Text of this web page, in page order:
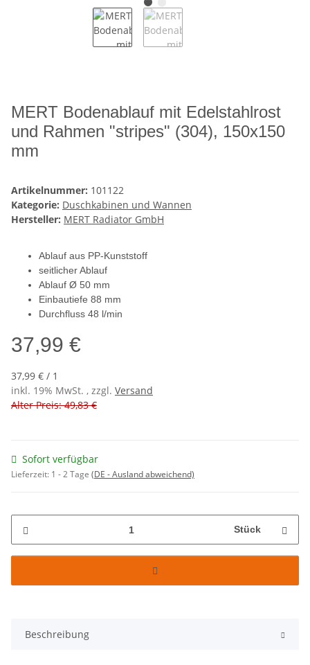
MERT Bodenablauf mit Edelstahlrost
und Rahmen "stripes" (304), 150x150
mm
Artikelnummer: 101122
Kategorie: Duschkabinen und Wannen
Hersteller: MERT Radiator GmbH
Ablauf aus PP-Kunststoff
seitlicher Ablauf
Ablauf Ø 50 mm
Einbautiefe 88 mm
Durchfluss 48 l/min
37,99 €
37,99 € / 1
inkl. 19% MwSt. , zzgl. Versand
Alter Preis: 49,83 €
Sofort verfügbar
Lieferzeit: 1 - 2 Tage (DE - Ausland abweichend)
Stück
Beschreibung